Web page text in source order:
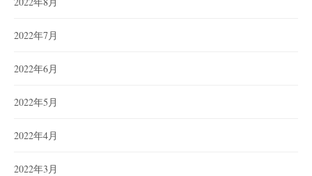
2022年7月
2022年6月
2022年5月
2022年4月
2022年3月